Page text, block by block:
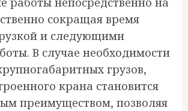
сокращая время
и следующими
В случае необходимости
грузов,
крана становится
преимуществом, позволяя